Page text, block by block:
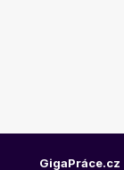
GigaPráce.cz